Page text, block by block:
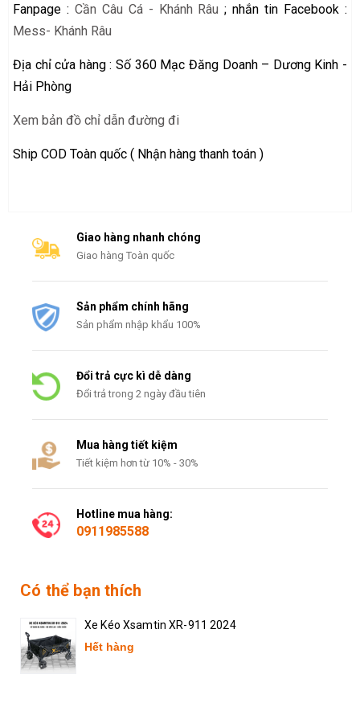
Fanpage : Cần Câu Cá - Khánh Râu ; nhắn tin Facebook :
Mess- Khánh Râu
Địa chỉ cửa hàng : Số 360 Mạc Đăng Doanh – Dương Kinh -
Hải Phòng
Xem bản đồ chỉ dẫn đường đi
Ship COD Toàn quốc ( Nhận hàng thanh toán )
Giao hàng nhanh chóng
Giao hàng Toàn quốc
Sản phẩm chính hãng
Sản phẩm nhập khẩu 100%
Đổi trả cực kì dễ dàng
Đổi trả trong 2 ngày đầu tiên
Mua hàng tiết kiệm
Tiết kiệm hơn từ 10% - 30%
Hotline mua hàng:
0911985588
Có thể bạn thích
Xe Kéo Xsamtin XR-911 2024
Hết hàng